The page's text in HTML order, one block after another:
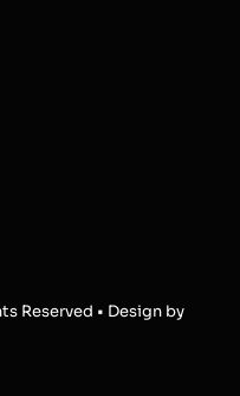
Reserved • Design by